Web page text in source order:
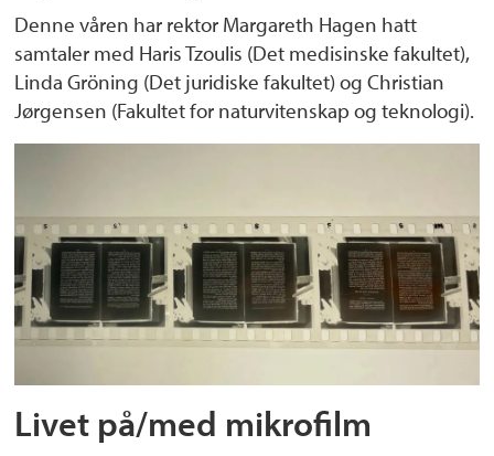
Denne våren har rektor Margareth Hagen hatt
samtaler med Haris Tzoulis (Det medisinske fakultet),
Linda Gröning (Det juridiske fakultet) og Christian
Jørgensen (Fakultet for naturvitenskap og teknologi).
Livet på/med mikrofilm